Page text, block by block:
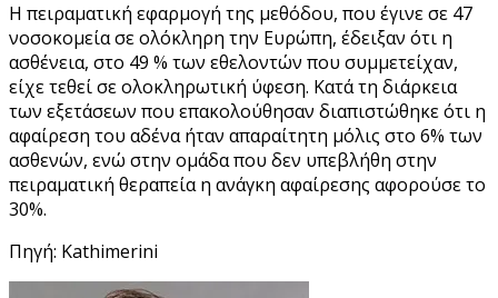
Η πειραματική εφαρμογή της μεθόδου, που έγινε σε 47
νοσοκομεία σε ολόκληρη την Ευρώπη, έδειξαν ότι η
ασθένεια, στο 49 % των εθελοντών που συμμετείχαν,
είχε τεθεί σε ολοκληρωτική ύφεση. Κατά τη διάρκεια
των εξετάσεων που επακολούθησαν διαπιστώθηκε ότι η
αφαίρεση του αδένα ήταν απαραίτητη μόλις στο 6% των
ασθενών, ενώ στην ομάδα που δεν υπεβλήθη στην
πειραματική θεραπεία η ανάγκη αφαίρεσης αφορούσε το
30%.
Πηγή: Kathimerini